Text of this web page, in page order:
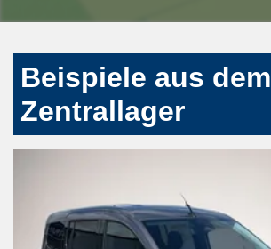
Beispiele aus dem
Zentrallager